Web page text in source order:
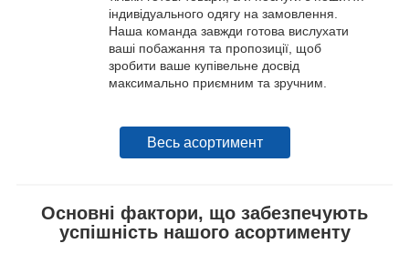
індивідуального одягу на замовлення.
Наша команда завжди готова вислухати
ваші побажання та пропозиції, щоб
зробити ваше купівельне досвід
максимально приємним та зручним.
Весь асортимент
Основні фактори, що забезпечують
успішність нашого асортименту